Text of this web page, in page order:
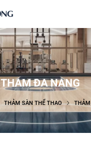
THẢM ĐA NĂNG
THẢM SÀN THỂ THAO